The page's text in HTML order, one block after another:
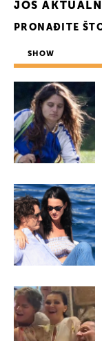
JOŠ
PRONAĐITE
SHOW